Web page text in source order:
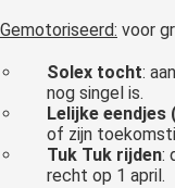
Gemotoriseerd: voor
Solex tocht:
nog singel is.
Lelijke eendjes
of zijn
Tuk Tuk rijden:
recht op 1 april.